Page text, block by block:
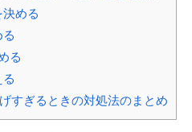
める
る
すぎるときの対処法のまとめ